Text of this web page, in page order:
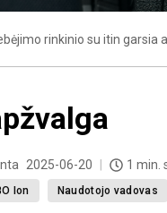
rinkinio su itin
2025-06-20 1 min.
Ion Naudotojo vadovas